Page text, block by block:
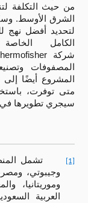
من حيث التكلفة
الشرق الأوسط.
لتحديد أفضل نهج
الكامل
شركة
المصفوفات
المشروع أيضًا إلى
متى توفرت،
سيجري تطويرها
[1]
تشمل
وجيبوتي،
وموريتانيا،
العربية